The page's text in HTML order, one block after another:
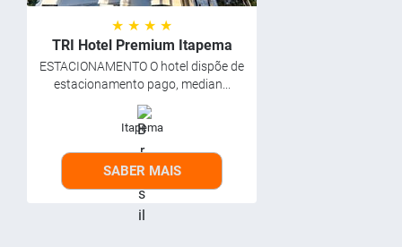
★ ★ ★ ★
TRI Hotel Premium Itapema
ESTACIONAMENTO O hotel dispõe de
estacionamento pago, median...
Itapema
SABER MAIS